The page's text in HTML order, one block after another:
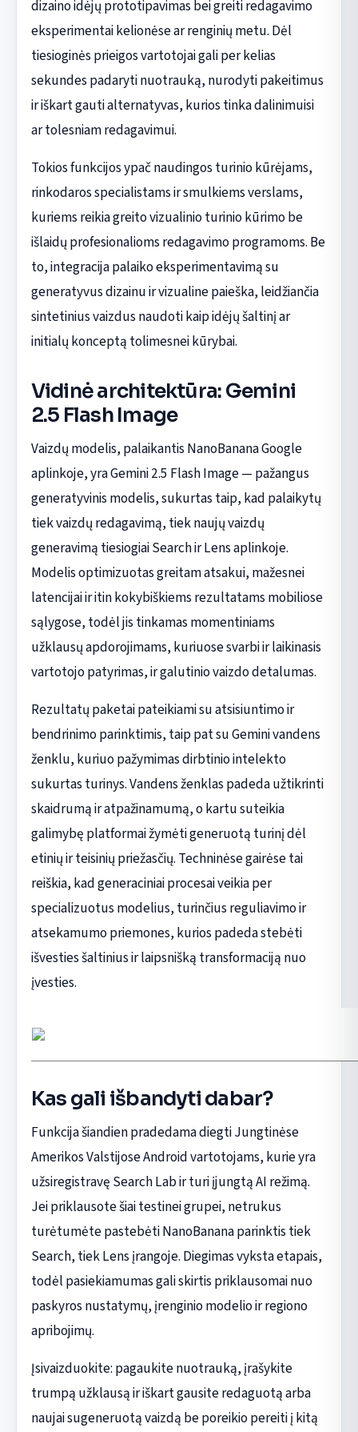
dizaino idėjų prototipavimas bei greiti redagavimo
eksperimentai kelionėse ar renginių metu. Dėl
tiesioginės prieigos vartotojai gali per kelias
sekundes padaryti nuotrauką, nurodyti pakeitimus
ir iškart gauti alternatyvas, kurios tinka dalinimuisi
ar tolesniam redagavimui.
Tokios funkcijos ypač naudingos turinio kūrėjams,
rinkodaros specialistams ir smulkiems verslams,
kuriems reikia greito vizualinio turinio kūrimo be
išlaidų profesionalioms redagavimo programoms. Be
to, integracija palaiko eksperimentavimą su
generatyvus dizainu ir vizualine paieška, leidžiančia
sintetinius vaizdus naudoti kaip idėjų šaltinį ar
initialų konceptą tolimesnei kūrybai.
Vidinė architektūra: Gemini
2.5 Flash Image
Vaizdų modelis, palaikantis NanoBanana Google
aplinkoje, yra Gemini 2.5 Flash Image — pažangus
generatyvinis modelis, sukurtas taip, kad palaikytų
tiek vaizdų redagavimą, tiek naujų vaizdų
generavimą tiesiogiai Search ir Lens aplinkoje.
Modelis optimizuotas greitam atsakui, mažesnei
latencijai ir itin kokybiškiems rezultatams mobiliose
sąlygose, todėl jis tinkamas momentiniams
užklausų apdorojimams, kuriuose svarbi ir laikinasis
vartotojo patyrimas, ir galutinio vaizdo detalumas.
Rezultatų paketai pateikiami su atsisiuntimo ir
bendrinimo parinktimis, taip pat su Gemini vandens
ženklu, kuriuo pažymimas dirbtinio intelekto
sukurtas turinys. Vandens ženklas padeda užtikrinti
skaidrumą ir atpažinamumą, o kartu suteikia
galimybę platformai žymėti generuotą turinį dėl
etinių ir teisinių priežasčių. Techninėse gairėse tai
reiškia, kad generaciniai procesai veikia per
specializuotus modelius, turinčius reguliavimo ir
atsekamumo priemones, kurios padeda stebėti
išvesties šaltinius ir laipsnišką transformaciją nuo
įvesties.
Kas gali išbandyti dabar?
Funkcija šiandien pradedama diegti Jungtinėse
Amerikos Valstijose Android vartotojams, kurie yra
užsiregistravę Search Lab ir turi įjungtą AI režimą.
Jei priklausote šiai testinei grupei, netrukus
turėtumėte pastebėti NanoBanana parinktis tiek
Search, tiek Lens įrangoje. Diegimas vyksta etapais,
todėl pasiekiamumas gali skirtis priklausomai nuo
paskyros nustatymų, įrenginio modelio ir regiono
apribojimų.
Įsivaizduokite: pagaukite nuotrauką, įrašykite
trumpą užklausą ir iškart gausite redaguotą arba
naujai sugeneruotą vaizdą be poreikio pereiti į kitą